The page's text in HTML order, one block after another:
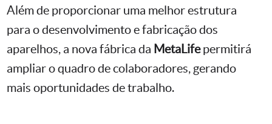
Além de proporcionar uma melhor estrutura
para o desenvolvimento e fabricação dos
aparelhos, a nova fábrica da MetaLifepermitirá
ampliar o quadro de colaboradores, gerando
mais oportunidades de trabalho.